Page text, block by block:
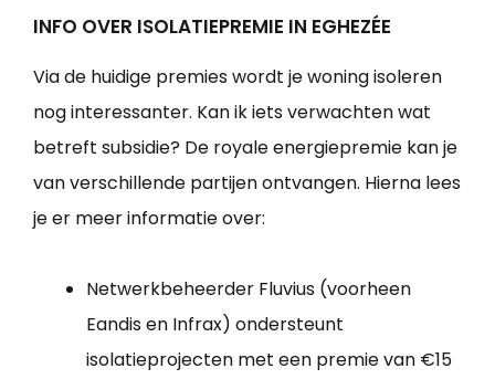
INFO OVER ISOLATIEPREMIE IN EGHEZÉE
Via de huidige premies wordt je woning isoleren
nog interessanter. Kan ik iets verwachten wat
betreft subsidie? De royale energiepremie kan je
van verschillende partijen ontvangen. Hierna lees
je er meer informatie over:
Netwerkbeheerder Fluvius (voorheen
Eandis en Infrax) ondersteunt
isolatieprojecten met een premie van €15